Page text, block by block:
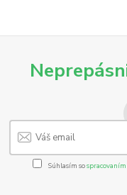
Súhlasím so